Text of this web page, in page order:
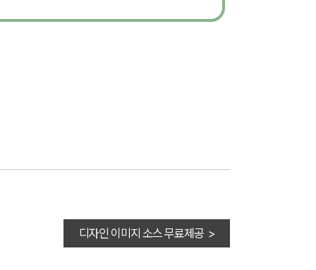
디자인 이미지 소스 무료제공 >